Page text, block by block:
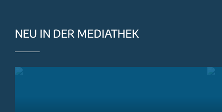
NEU IN DER MEDIATHEK